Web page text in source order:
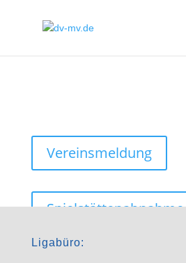
Vereinsmeldung
Spielstättenabnahme
Ligabüro: